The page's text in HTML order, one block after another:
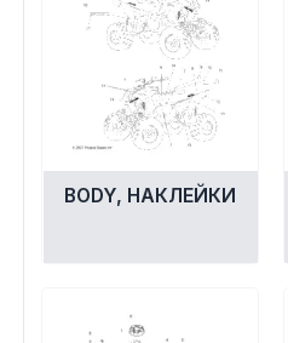
Управление
Хранение и
Шины,
BODY, НАКЛЕЙКИ